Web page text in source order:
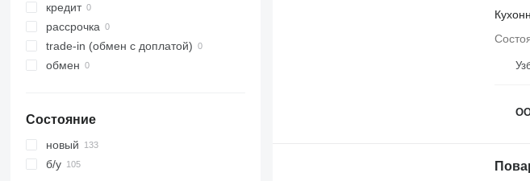
кредит
рассрочка
trade-in (обмен с доплатой)
обмен
Состояние
новый
б/у